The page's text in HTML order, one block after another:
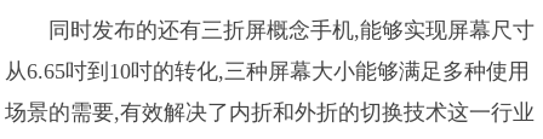
同时发布的还有三折屏概念手机,能够实现屏幕尺寸
从6.65吋到10吋的转化,三种屏幕大小能够满足多种使用
场景的需要,有效解决了内折和外折的切换技术这一行业